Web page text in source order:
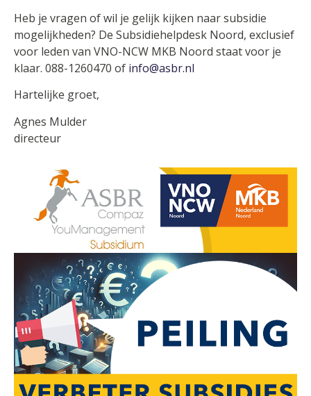
Heb je vragen of wil je gelijk kijken naar subsidie
mogelijkheden? De Subsidiehelpdesk Noord, exclusief
voor leden van VNO-NCW MKB Noord staat voor je
klaar. 088-1260470 of info@asbr.nl
Hartelijke groet,
Agnes Mulder
directeur